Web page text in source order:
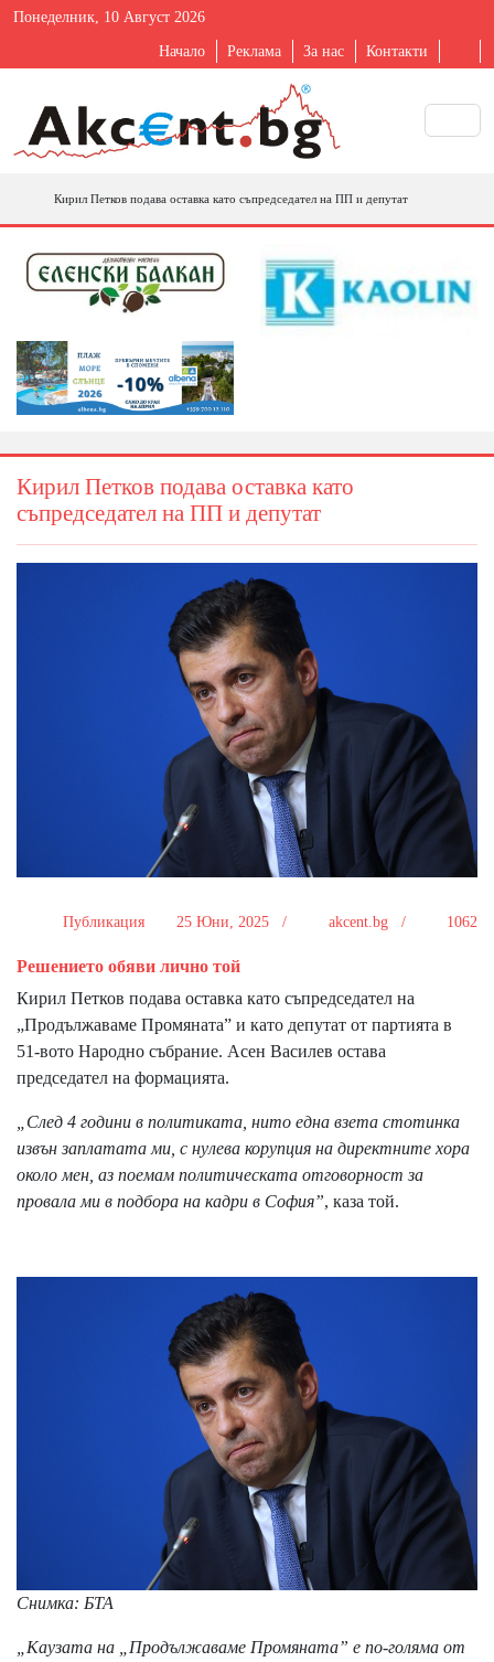
Понеделник, 10 Август 2026
Начало Реклама За нас Контакти
Кирил Петков подава оставка като съпредседател на ПП и депутат
Кирил Петков подава оставка като
съпредседател на ПП и депутат
Публикация 25 Юни, 2025 / akcent.bg / 1062
Решението обяви лично той
Кирил Петков подава оставка като съпредседател на
„Продължаваме Промяната” и като депутат от партията в
51-вото Народно събрание. Асен Василев остава
председател на формацията.
„След 4 години в политиката, нито една взета стотинка
извън заплатата ми, с нулева корупция на директните хора
около мен, аз поемам политическата отговорност за
провала ми в подбора на кадри в София”, каза той.
Снимка: БТА
„Каузата на „Продължаваме Промяната” е по-голяма от